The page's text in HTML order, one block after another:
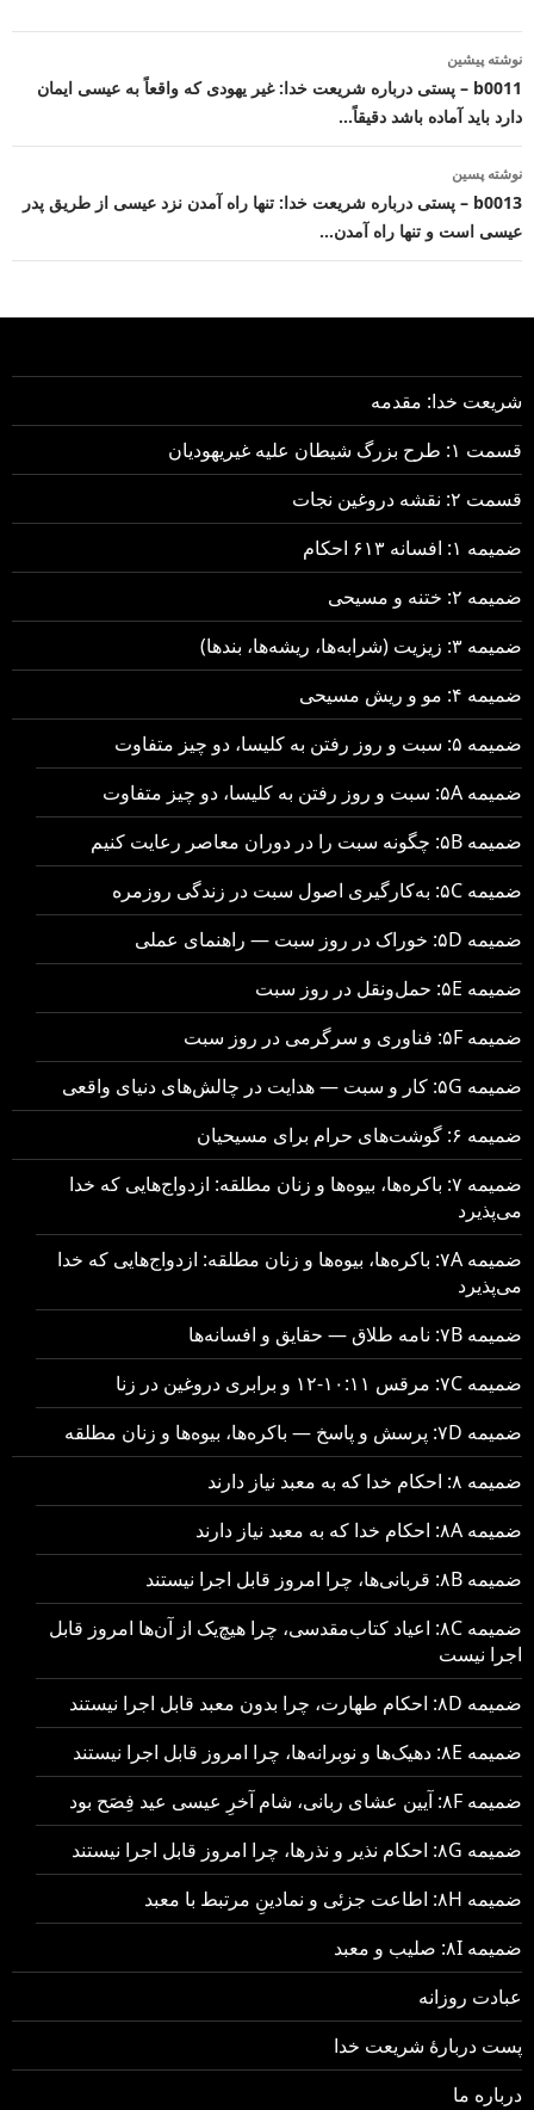
ناوبری
نوشته
نوشته پیشین
b0011 – پستی درباره شریعت خدا: غیر یهودی که واقعاً به عیسی ایمان
دارد باید آماده باشد دقیقاً…
نوشته پسین
b0013 – پستی درباره شریعت خدا: تنها راه آمدن نزد عیسی از طریق پدر
عیسی است و تنها راه آمدن…
شریعت خدا: مقدمه
قسمت ۱: طرح بزرگ شیطان علیه غیریهودیان
قسمت ۲: نقشه دروغین نجات
ضمیمه ۱: افسانه ۶۱۳ احکام
ضمیمه ۲: ختنه و مسیحی
ضمیمه ۳: زیزیت (شرابه‌ها، ریشه‌ها، بندها)
ضمیمه ۴: مو و ریش مسیحی
ضمیمه ۵: سبت و روز رفتن به کلیسا، دو چیز متفاوت
ضمیمه ۵A: سبت و روز رفتن به کلیسا، دو چیز متفاوت
ضمیمه ۵B: چگونه سبت را در دوران معاصر رعایت کنیم
ضمیمه ۵C: به‌کارگیری اصول سبت در زندگی روزمره
ضمیمه ۵D: خوراک در روز سبت — راهنمای عملی
ضمیمه ۵E: حمل‌ونقل در روز سبت
ضمیمه ۵F: فناوری و سرگرمی در روز سبت
ضمیمه ۵G: کار و سبت — هدایت در چالش‌های دنیای واقعی
ضمیمه ۶: گوشت‌های حرام برای مسیحیان
ضمیمه ۷: باکره‌ها، بیوه‌ها و زنان مطلقه: ازدواج‌هایی که خدا
می‌پذیرد
ضمیمه ۷A: باکره‌ها، بیوه‌ها و زنان مطلقه: ازدواج‌هایی که خدا
می‌پذیرد
ضمیمه ۷B: نامه طلاق — حقایق و افسانه‌ها
ضمیمه ۷C: مرقس ۱۰:۱۱-۱۲ و برابری دروغین در زنا
ضمیمه ۷D: پرسش و پاسخ — باکره‌ها، بیوه‌ها و زنان مطلقه
ضمیمه ۸: احکام خدا که به معبد نیاز دارند
ضمیمه ۸A: احکام خدا که به معبد نیاز دارند
ضمیمه ۸B: قربانی‌ها، چرا امروز قابل اجرا نیستند
ضمیمه ۸C: اعیاد کتاب‌مقدسی، چرا هیچ‌یک از آن‌ها امروز قابل
اجرا نیست
ضمیمه ۸D: احکام طهارت، چرا بدون معبد قابل اجرا نیستند
ضمیمه ۸E: دهیک‌ها و نوبرانه‌ها، چرا امروز قابل اجرا نیستند
ضمیمه ۸F: آیین عشای ربانی، شام آخرِ عیسی عید فِصَح بود
ضمیمه ۸G: احکام نذیر و نذرها، چرا امروز قابل اجرا نیستند
ضمیمه ۸H: اطاعت جزئی و نمادینِ مرتبط با معبد
ضمیمه ۸I: صلیب و معبد
عبادت روزانه
پست دربارهٔ شریعت خدا
درباره ما